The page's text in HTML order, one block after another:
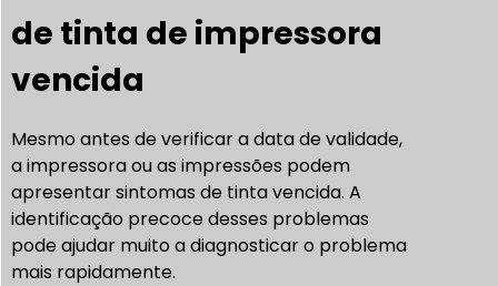
de tinta de impressora
vencida
Mesmo antes de verificar a data de validade,
a impressora ou as impressões podem
apresentar sintomas de tinta vencida. A
identificação precoce desses problemas
pode ajudar muito a diagnosticar o problema
mais rapidamente.